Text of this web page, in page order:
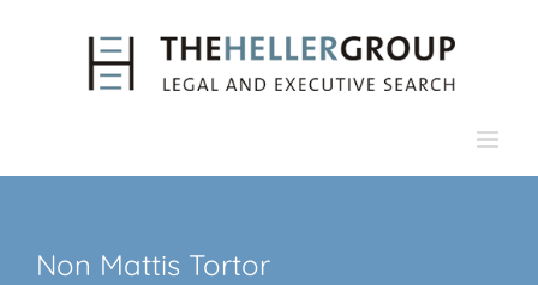
Non Mattis Tortor